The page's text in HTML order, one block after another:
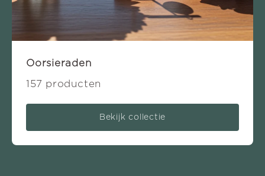
Oorsieraden
157 producten
Bekijk collectie